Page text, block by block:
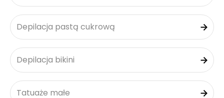
Depilacja pastą cukrową
Depilacja bikini
Tatuaże małe